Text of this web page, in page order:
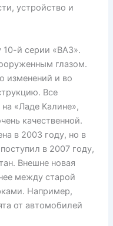
устройство и
й серии «ВАЗ».
глазом.
изменений и во
Все
«Ладе Калине»,
качественной.
в 2003 году, но в
в 2007 году,
Внешне новая
между старой
Например,
от автомобилей